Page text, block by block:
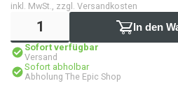
inkl. MwSt., zzgl. Versandkosten
In den
Sofort verfügbar
Versand
Sofort abholbar
Abholung The Epic Shop